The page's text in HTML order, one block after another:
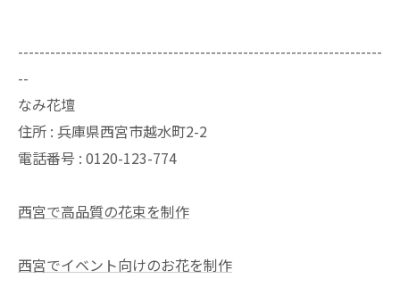
--------------------------------------------------------------------
--
なみ花壇
住所 : 兵庫県西宮市越水町2-2
電話番号 : 0120-123-774
西宮で高品質の花束を制作
西宮でイベント向けのお花を制作